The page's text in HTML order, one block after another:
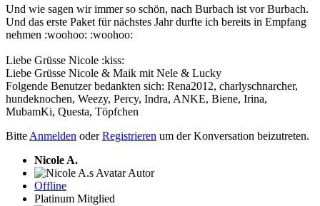
Und wie sagen wir immer so schön, nach Burbach ist vor Burbach.
Und das erste Paket für nächstes Jahr durfte ich bereits in Empfang
nehmen :woohoo: :woohoo:
Liebe Grüsse Nicole :kiss:
Liebe Grüsse Nicole & Maik mit Nele & Lucky
Folgende Benutzer bedankten sich: Rena2012, charlyschnarcher,
hundeknochen, Weezy, Percy, Indra, ANKE, Biene, Irina,
MubamKi, Questa, Töpfchen
BitteAnmelden oderRegistrieren um der Konversation beizutreten.
Nicole A.
Autor
Offline
Platinum Mitglied